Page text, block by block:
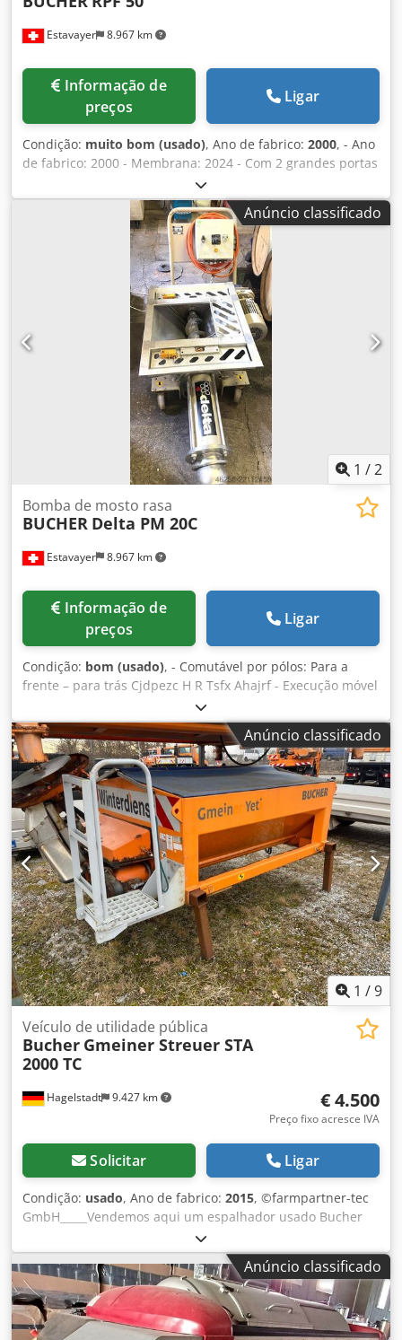
Estavayer 8.967 km
preços
Ligar
Condição: muito bom (usado), Ano de fabrico: 2000, - Ano
de fabrico: 2000 - Membrana: 2024 - Com 2 grandes portas
de enchimento - Com enchimento central - Com grande
bandeja de sumo Crodpfezc H Swjx Ahaof - Com extensões
de base H 200 mm - Última utilização: colheita 2025 -
Máquina em muito bom estado Medidas: - Comprimento:
aprox. 4.700 mm - Largura: aprox. 1.900 mm - Altura:
Anúncio classificado
1 /2
Estavayer 8.967 km
Bomba de mosto rasa
BUCHER Delta PM 20C
preços
Ligar
Condição: bom (usado), - Comutável por pólos: Para a
frente – para trás Cjdpezc H R Tsfx Ahajrf - Execução móvel
Anúncio classificado
1 /9
Hagelstadt 9.427 km
Veículo de utilidade pública
Bucher Gmeiner Streuer STA
2000 TC
€ 4.500
Preço fixo acresce IVA
Solicitar Ligar
Condição: usado, Ano de fabrico: 2015, ©farmpartner-tec
GmbH_____Vendemos aqui um espalhador usado Bucher
Gmeiner STA 2000 TC, ano de fabrico 2015. Inclui painel de
controlo, pés de apoio, calha curta (adequada para
Lindner, Multicar etc.), volume de enchimento de 2 m³,
distribuidor de dupla rosca. Mais detalhes mediante
pedido. Localização do armazém: 93095 Hagelstadt
Codpfxjyq Avbo Ahaorf
Anúncio classificado